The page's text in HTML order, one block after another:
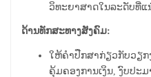
ວິທະຍາສາດໃນລະດັບທີ່ແ
ດ້ານທັກສະທາງສັງຄົມ:
ໃຫ້ຄຳປືກສາກ່ຽວກັບວຽກ
ຄຸ້ມຄອງການເງິນ, ງົບປະ